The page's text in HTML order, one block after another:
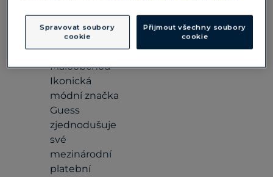
náklady pro
své podnikání
i klienty
Maloobchod
Ikonická
módní značka
Guess
zjednodušuje
své
mezinárodní
platební
Spravovat soubory
cookie
Přijmout všechny soubory
cookie